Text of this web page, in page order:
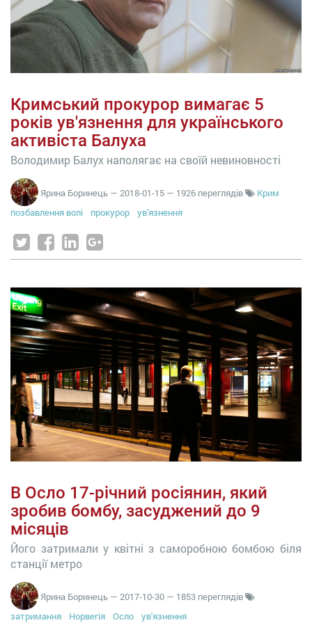
Кримський прокурор вимагає 5
років ув'язнення для українського
активіста Балуха
Володимир Балух наполягає на своїй невиновності
Ярина Боринець — 2018-01-15 — 1926 переглядів
Крим
позбавлення волі
прокурор ув'язнення
В Осло 17-річний росіянин, який
зробив бомбу, засуджений до 9
місяців
Його затримали у квітні з саморобною бомбою біля
станції метро
Ярина Боринець — 2017-10-30 — 1853 переглядів
затримання
Норвегія Осло ув'язнення